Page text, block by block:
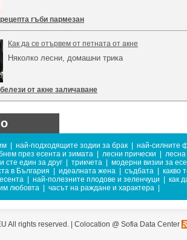
рецепта гъби пармезан
Как да се отървем от петната от акне
Няколко лесни, домашни трика
белези от акне заличаване
най-подходящите зодии за брак
най-силните
през есента и зимата
лесни прически
сте един за друг
трикчета
модерни визии за
в България
идеалната жена съдбата
какво
най-полезните плодове и зеленчуци
как
любовта
часът на раждане и характера
All rights reserved. | Colocation @ Sofia Data Center